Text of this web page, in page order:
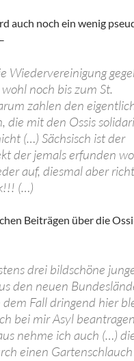
auch noch ein wenig
Wiedervereinigung
noch bis zum St.
zahlen den
die mit den Ossis
(…) Sächsisch ist der
der jemals erfunden
auf, diesmal aber
(…)
Beiträgen über die
drei bildschöne
den neuen
Fall dringend hier
bei mir Asyl
nehme ich auch (…)
einen